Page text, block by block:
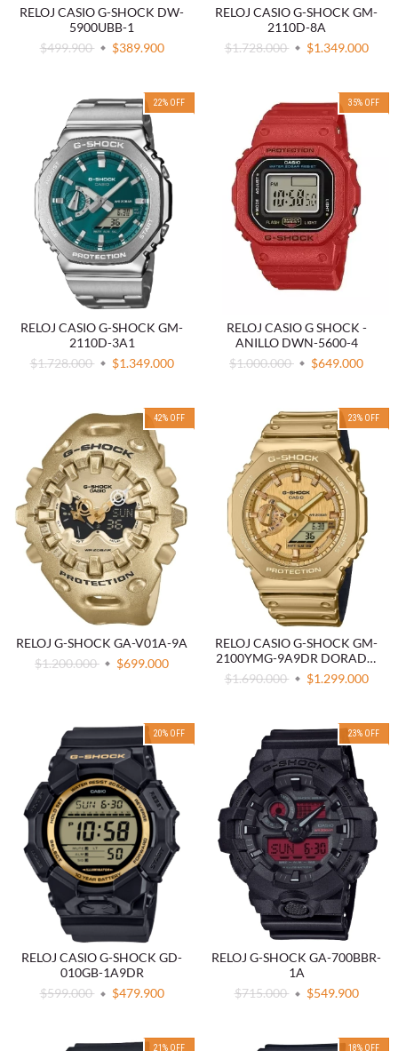
RELOJ CASIO G-SHOCK DW-
5900UBB-1
$499.900
$389.900
RELOJ CASIO G-SHOCK GM-
2110D-8A
$1.728.000
$1.349.000
22% OFF
RELOJ CASIO G-SHOCK GM-
2110D-3A1
$1.728.000
$1.349.000
35% OFF
RELOJ CASIO G SHOCK -
ANILLO DWN-5600-4
$1.000.000
$649.000
42% OFF
RELOJ G-SHOCK GA-V01A-9A
$1.200.000
$699.000
23% OFF
RELOJ CASIO G-SHOCK GM-
2100YMG-9A9DR DORADO
METALIZADO
$1.690.000 $1.299.000
20% OFF
RELOJ CASIO G-SHOCK GD-
010GB-1A9DR
$599.000
$479.900
23% OFF
RELOJ G-SHOCK GA-700BBR-
1A
$715.000
$549.900
21 % OFF 18% OFF